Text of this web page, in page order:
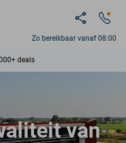
Zo bereikbaar vanaf 08:00
deals
9,4
van